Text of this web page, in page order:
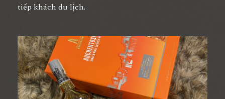
tiếp khách du lịch.